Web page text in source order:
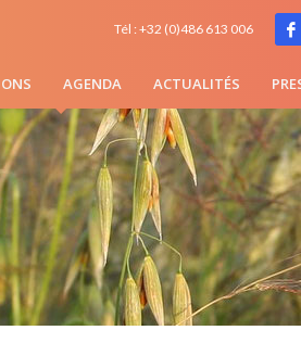
Tél : +32 (0)486 613 006
AGENDA ACTUALITÉS